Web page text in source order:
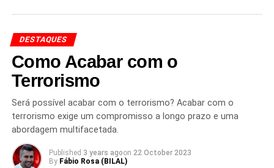
DESTAQUES
Como Acabar com o
Terrorismo
Será possível acabar com o terrorismo? Acabar com o
terrorismo exige um compromisso a longo prazo e uma
abordagem multifacetada.
Published 3 years agoon 22 October 2023
By Fábio Rosa (BILAL)